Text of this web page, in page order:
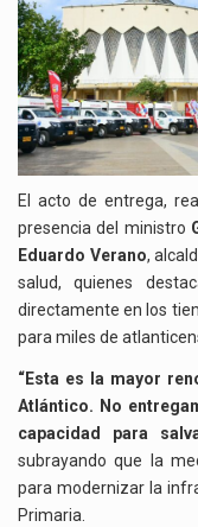
El acto de entrega,
presencia del ministro
Eduardo Verano,
salud, quienes
directamente en los
para miles de
“Esta es la mayor
Atlántico. No
capacidad para
subrayando que la
para modernizar la
Primaria.